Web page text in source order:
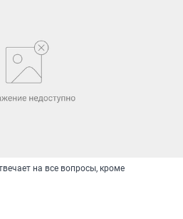
на все вопросы, кроме